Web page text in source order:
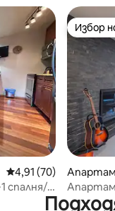
Средна оценка:
4,91 (70)
спалня/1
Избор
Избор
града